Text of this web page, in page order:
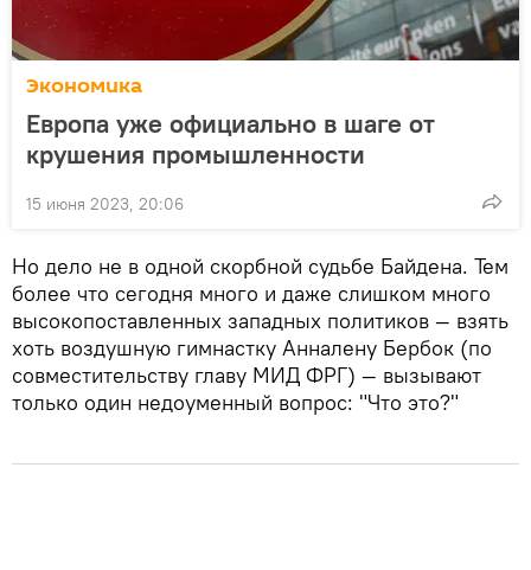
Экономика
Европа уже официально в шаге от
крушения промышленности
15 июня 2023, 20:06
Но дело не в одной скорбной судьбе Байдена. Тем
более что сегодня много и даже слишком много
высокопоставленных западных политиков — взять
хоть воздушную гимнастку Анналену Бербок (по
совместительству главу МИД ФРГ) — вызывают
только один недоуменный вопрос: "Что это?"